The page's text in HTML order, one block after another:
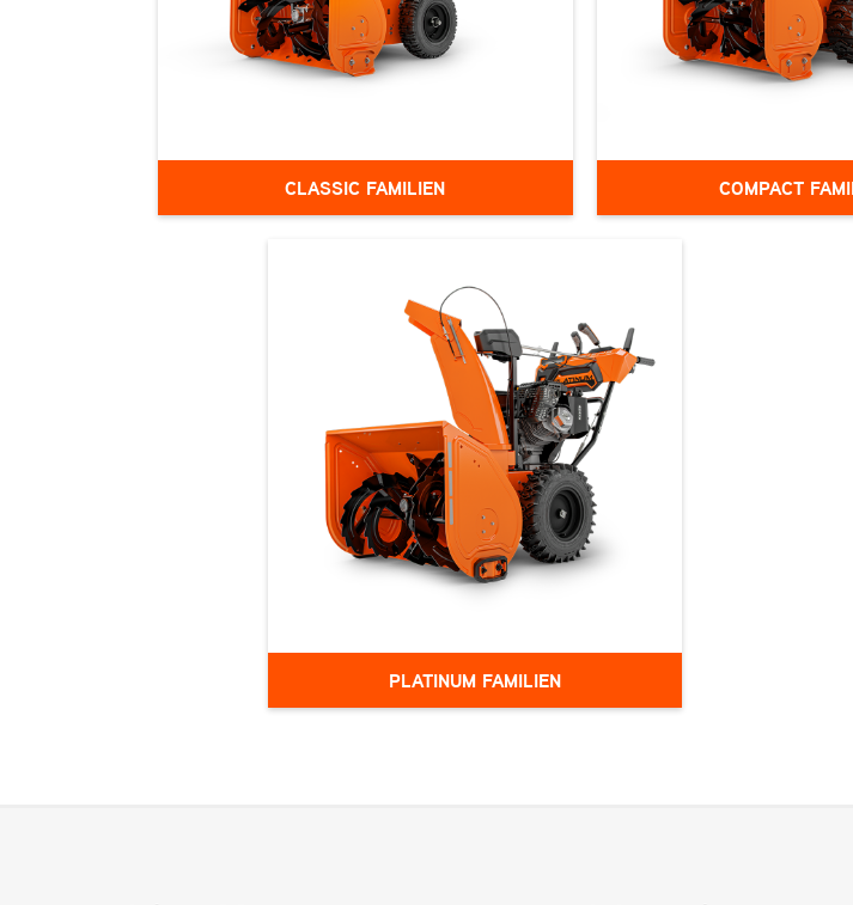
CLASSIC FAMILIEN
Denne serie kombinerer Ariens®'
velkendte kvalitet med enestående
smidighed, hvilket gør den ideel til alle
snerydningsbehov. På trods af sin
kompakte størrelse er serien
overraskende kraftfuld og designet med
brugerens behov i fokus. Læs mere her
COMPACT
Denne serie
PLATINUM FAMILIEN
til barske vinterforhold. Denne serie er